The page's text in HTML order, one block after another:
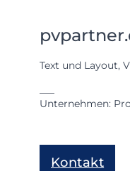
Text und Layout,
Unternehmen:
Kontakt